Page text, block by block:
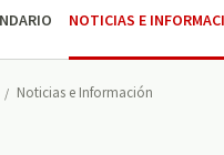
NOTICIAS E
Noticias e Información